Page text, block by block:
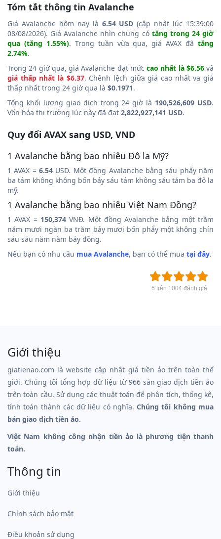
Tóm tắt thông tin Avalanche
Giá Avalanche hôm nay là 6.54 USD (cập nhật lúc 15:39:00
08/08/2026). Giá Avalanche nhìn chung có tăng trong 24 giờ
qua (tăng 1.55%). Trong tuần vừa qua, giá AVAX đãtăng
2.74%.
Trong 24 giờ qua, giá Avalanche đạt mức cao nhất là $6.56và
giá thấp nhất là $6.37. Chênh lệch giữa giá cao nhất va giá
thấp nhất trong 24 giờ qua là $0.1971.
Tổng khối lượng giao dịch trong 24 giờ là 190,526,609 USD.
Vốn hóa thị trường lúc này đã đạt 2,822,927,141 USD.
Quy đổi AVAX sang USD, VND
1 Avalanche bằng bao nhiêu Đô la Mỹ?
1 AVAX =6.54 USD. Một đồng Avalanche bằng sáu phẩy năm
ba tám không không bốn bảy sáu tám không sáu tám ba đô la
mỹ.
1 Avalanche bằng bao nhiêu Việt Nam Đồng?
1 AVAX = 150,374VNĐ. Một đồng Avalanche bằng một trăm
năm mươi ngàn ba trăm bảy mươi bốn phẩy một không chín
sáu sáu năm năm bảy đồng.
Nếu bạn có nhu cầu mua Avalanche, bạn có thể mua tại đây.
5 trên 1004 đánh giá
Giới thiệu
giatienao.com là website cập nhật giá tiền ảo trên toàn thế
giới. Chúng tôi tổng hợp dữ liệu từ 966 sàn giao dịch tiền ảo
trên toàn cầu. Sử dụng các thuật toán để phân tích, thống kê,
tính toán thành các dữ liệu có nghĩa.Chúng tôi không mua
bán giao dịch tiền ảo.
Việt Nam không công nhận tiền ảo là phương tiện thanh
toán.
Thông tin
Giới thiệu
Chính sách bảo mật
Điều khoản sử dụng